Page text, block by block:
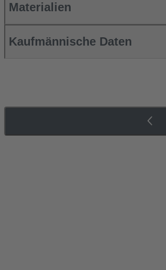
Materialien
Kaufmännische Daten